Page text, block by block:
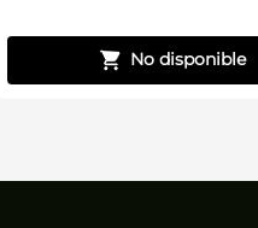
No disponible